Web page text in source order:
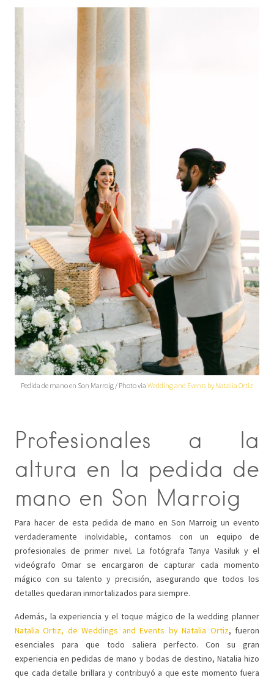
Pedida de mano en Son Marroig / Photo via Wedding and Events by Natalia Ortiz
Profesionales a la
altura en la pedida de
mano en Son Marroig
Para hacer de esta pedida de mano en Son Marroig un evento
verdaderamente inolvidable, contamos con un equipo de
profesionales de primer nivel. La fotógrafa Tanya Vasiluk y el
videógrafo Omar se encargaron de capturar cada momento
mágico con su talento y precisión, asegurando que todos los
detalles quedaran inmortalizados para siempre.
Además, la experiencia y el toque mágico de la wedding planner
Natalia Ortiz, de Weddings and Events by Natalia Ortiz, fueron
esenciales para que todo saliera perfecto. Con su gran
experiencia en pedidas de mano y bodas de destino, Natalia hizo
que cada detalle brillara y contribuyó a que este momento fuera